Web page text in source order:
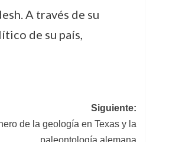
A través de su
de su país,
Siguiente:
de la geología en Texas y la
paleontología alemana